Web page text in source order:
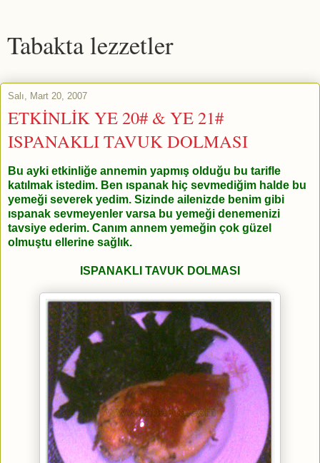
Tabakta lezzetler
Salı, Mart 20, 2007
ETKİNLİK YE 20# & YE 21#
ISPANAKLI TAVUK DOLMASI
Bu ayki etkinliğe annemin yapmış olduğu bu tarifle
katılmak istedim. Ben ıspanak hiç sevmediğim halde bu
yemeği severek yedim. Sizinde ailenizde benim gibi
ıspanak sevmeyenler varsa bu yemeği denemenizi
tavsiye ederim. Canım annem yemeğin çok güzel
olmuştu ellerine sağlık.
ISPANAKLI TAVUK DOLMASI